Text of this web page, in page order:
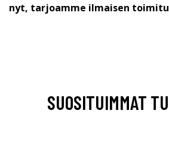
nyt, tarjoamme ilmaisen
SUOSITUIMMAT